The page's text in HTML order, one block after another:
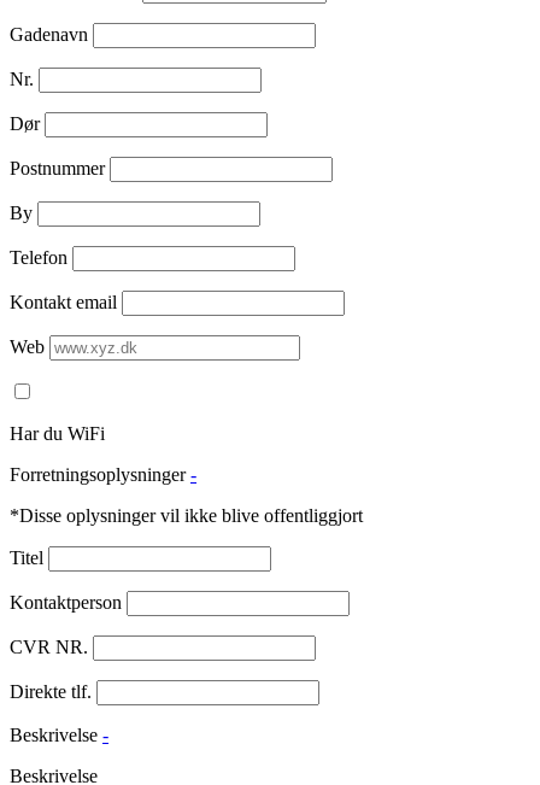
Gadenavn
Nr.
Dør
Postnummer
By
Telefon
Kontakt email
Web
Har du WiFi
Forretningsoplysninger -
*Disse oplysninger vil ikke blive offentliggjort
Titel
Kontaktperson
CVR NR.
Direkte tlf.
Beskrivelse -
Beskrivelse